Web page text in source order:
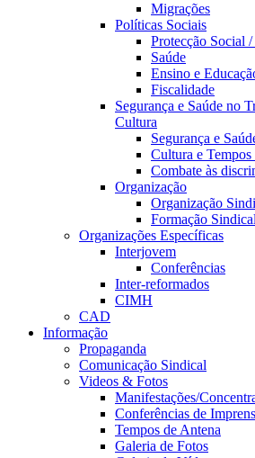
Migrações
Políticas Sociais
Protecção Social
Saúde
Ensino e
Fiscalidade
Segurança e Saúde no
Cultura
Segurança e
Cultura e
Combate às
Organização
Organização
Formação Sindical
Organizações Específicas
Interjovem
Conferências
Inter-reformados
CIMH
CAD
Informação
Propaganda
Comunicação Sindical
Videos & Fotos
Manifestações/
Conferências de
Tempos de Antena
Galeria de Fotos